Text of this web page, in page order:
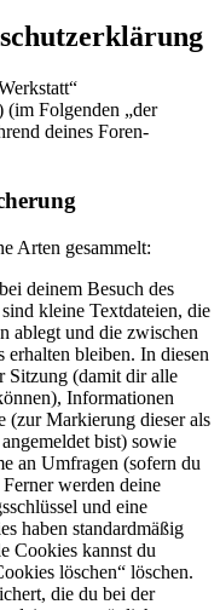
Folgenden „der
deines Foren-
Arten gesammelt:
deinem Besuch des
kleine Textdateien, die
ablegt und die zwischen
bleiben. In diesen
Sitzung (damit dir alle
Informationen
(zur Markierung dieser als
bist) sowie
an Umfragen (sofern du
werden deine
und eine
haben standardmäßig
Cookies kannst du
löschen“ löschen.
die du bei der